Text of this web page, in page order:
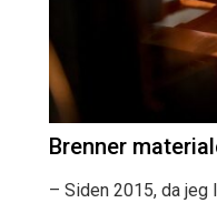
Brenner
– Siden 2015, da